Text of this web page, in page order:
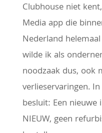
Clubhouse niet
Media app die
Nederland
wilde ik als
noodzaak dus, ook
verlieservaringen.
besluit: Een nieuwe
NIEUW, geen